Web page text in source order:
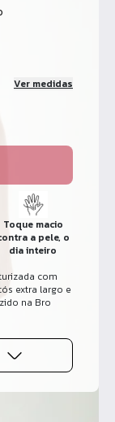
Ver medidas
Toque macio
a pele, o
dia inteiro
com
extra largo e
na Bro